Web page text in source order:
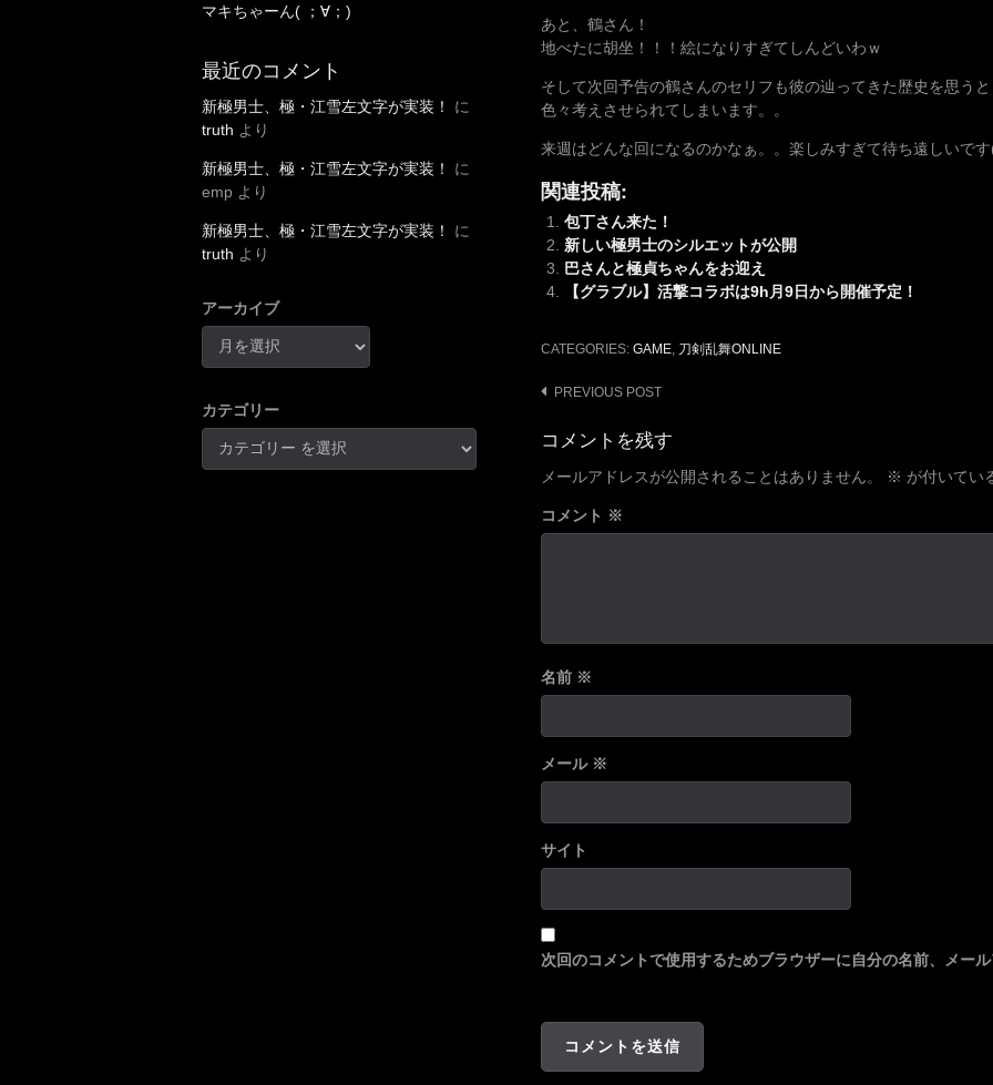
あと、鶴さん！
地べたに胡坐！！！絵になりすぎてしんどいわｗ
そして次回予告の鶴さんのセリフも彼の辿ってきた歴史を思うと
色々考えさせられてしまいます。。
来週はどんな回になるのかなぁ。。楽しみすぎて待ち遠しいで
関連投稿:
包丁さん来た！
新しい極男士のシルエットが公開
巴さんと極貞ちゃんをお迎え
【グラブル】活撃コラボは9h月9日から開催予定！
CATEGORIES: GAME, 刀剣乱舞ONLINE
Post
navigation
PREVIOUS POST
コメントを残す
メールアドレスが公開されることはありません。 ※ が付いてい
コメント ※
名前 ※
メール ※
サイト
次回のコメントで使用するためブラウザーに自分の名前、メール
マキちゃーん( ；∀；)
最近のコメント
新極男士、極・江雪左文字が実装！
に
truth より
新極男士、極・江雪左文字が実装！
に
emp より
新極男士、極・江雪左文字が実装！
に
truth より
アーカイブ
カテゴリー